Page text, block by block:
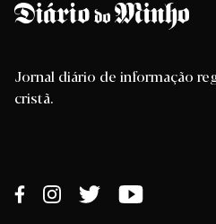
Jornal diário de informação
cristã.